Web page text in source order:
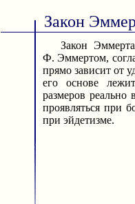
Закон
Закон Эммерта
Ф. Эммертом,
прямо зависит от
его основе
размеров реально
проявляться при
при эйдетизме.